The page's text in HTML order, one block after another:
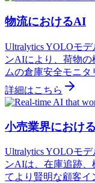
物流におけるAI
Ultralytics YOLOモ
ンAIにより、荷物の
ムの倉庫安全モニタ
詳細はこちら
小売業界におけ
Ultralytics YOLOモ
ンAIは、在庫追跡
てより賢明な顧客イ